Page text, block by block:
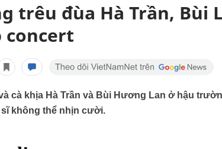
trêu đùa Hà Trần, Bùi
cà khịa Hà Trần và Bùi Hương Lan ở hậu
không thể nhịn cười.